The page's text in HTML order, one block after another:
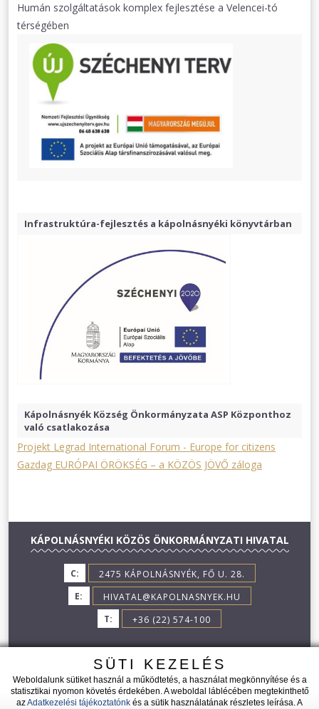
Humán szolgáltatások komplex fejlesztése a Velencei-tó
térségében
Infrastruktúra-fejlesztés a kápolnásnyéki könyvtárban
Kápolnásnyék Község Önkormányzata ASP Központhoz
való csatlakozása
Projekt Legrad International Forum - Europe for citizens
Gazdag EURÓPAI ÖRÖKSÉG – a KÖZÖS JÖVŐ záloga
KÁPOLNÁSNYÉKI KÖZÖS ÖNKORMÁNYZATI HIVATAL
C:
2475 KÁPOLNÁSNYÉK, FŐ U. 28.
E:
HIVATAL@KAPOLNASNYEK.HU
T:
+36 (22) 574-100
SÜTI KEZELÉS
Weboldalunk sütiket használ a működtetés, a használat megkönnyítése és a
statisztikai nyomon követés érdekében. A weboldal láblécében megtekinthető
azAdatkezelési tájékoztatónk és a sütik használatának részletes leírása. A